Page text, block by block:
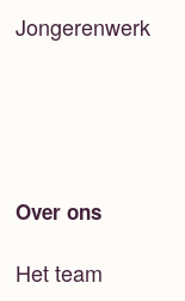
Jongerenwerk
Over ons
Het team